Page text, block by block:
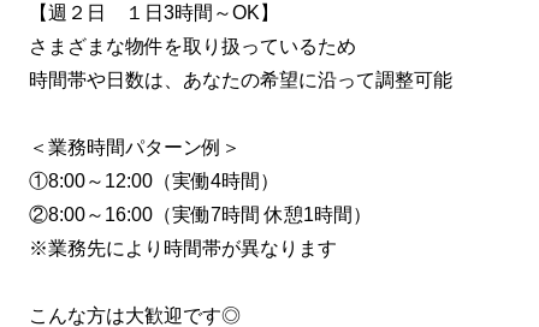
【週２日 １日3時間～OK】
さまざまな物件を取り扱っているため
時間帯や日数は、あなたの希望に沿って調整可能
＜業務時間パターン例＞
①8:00～12:00（実働4時間）
②8:00～16:00（実働7時間 休憩1時間）
※業務先により時間帯が異なります
こんな方は大歓迎です◎